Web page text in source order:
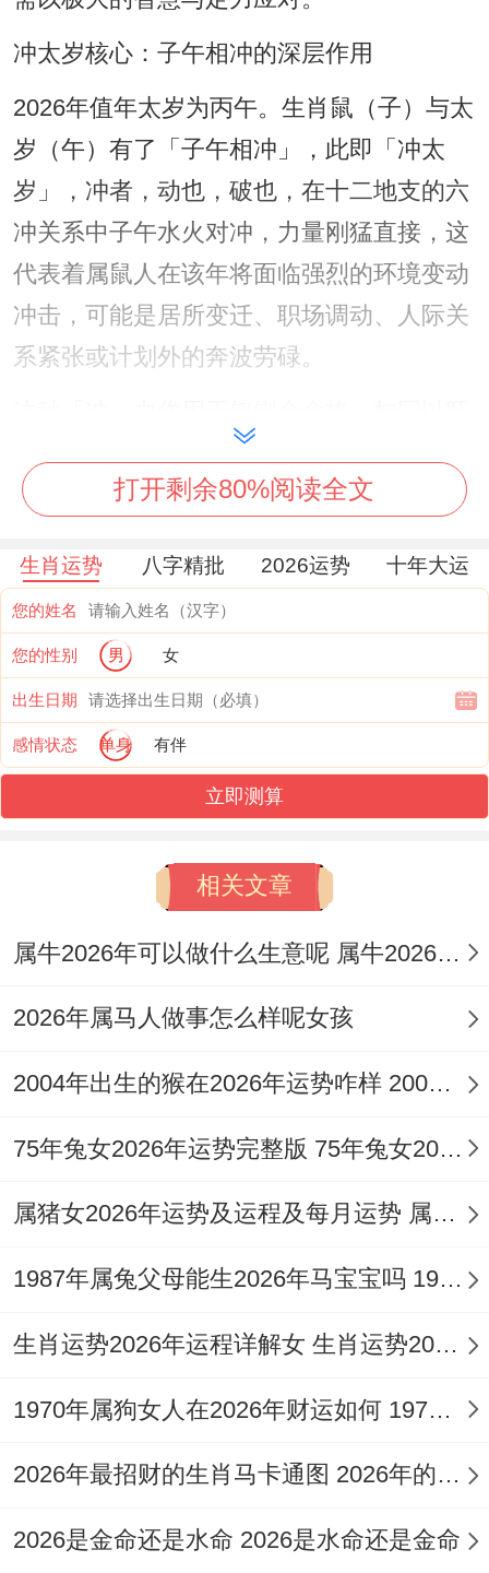
冲太岁核心：子午相冲的深层作用
2026年值年太岁为丙午。生肖鼠（子）与太
岁（午）有了「子午相冲」，此即「冲太
岁」，冲者，动也，破也，在十二地支的六
冲关系中子午水火对冲，力量刚猛直接，这
代表着属鼠人在该年将面临强烈的环境变动
冲击，可能是居所变迁、职场调动、人际关
系紧张或计划外的奔波劳碌。
火锻击精金，虽可能使其更加璀璨，但过程
必然伴随震荡与不适，它直接牵动根基，生
非、冲突与身体上的急性病症，基于此象，
全年行事首重「稳」字，忌冒进，忌正面冲
突，凡事宜谋定而后动。
事业运势：伤官见官下的智慧周旋
流年天干丙火为庚金日主的「七杀」。地支
午中丁火为其「正官」，官杀混杂并旺，事
中暗藏的丁火正官，与命主庚金所生的壬水
「食神」有了「伤官见官」之隐象。
章或官方事务产生摩擦，传统职位者尤需注
意职场言行，避免无心之失授人以柄，对于
士，此年挑战与机遇并存，压力虽大却也是
树立权威的时期。
钻研、幕后策划或合规创新，而非直面挑战
权威，方可化杀为权，将压力转化为实际成
东北方文昌位，借文昌塔与卷书之力，稳固
文书稳妥。
打开剩余80%阅读全文
生肖运势 八字精批 2026运势 十年大运
您的姓名
您的性别 男 女
出生日期
感情状态 单身 有伴
立即测算
相关文章
属牛2026年可以做什么生意呢 属牛2026年适合做生意吗
2026年属马人做事怎么样呢女孩
2004年出生的猴在2026年运势咋样 2004年出生的可以领结婚证吗
75年兔女2026年运势完整版 75年兔女2026年运势及运程
属猪女2026年运势及运程及每月运势 属猪女2026年事业运势
1987年属兔父母能生2026年马宝宝吗 1987年属兔的最佳配偶
生肖运势2026年运程详解女 生肖运势2026年每月运程详解
1970年属狗女人在2026年财运如何 1970年属狗女今年身体如何
2026年最招财的生肖马卡通图 2026年的马是什么马
2026是金命还是水命 2026是水命还是金命